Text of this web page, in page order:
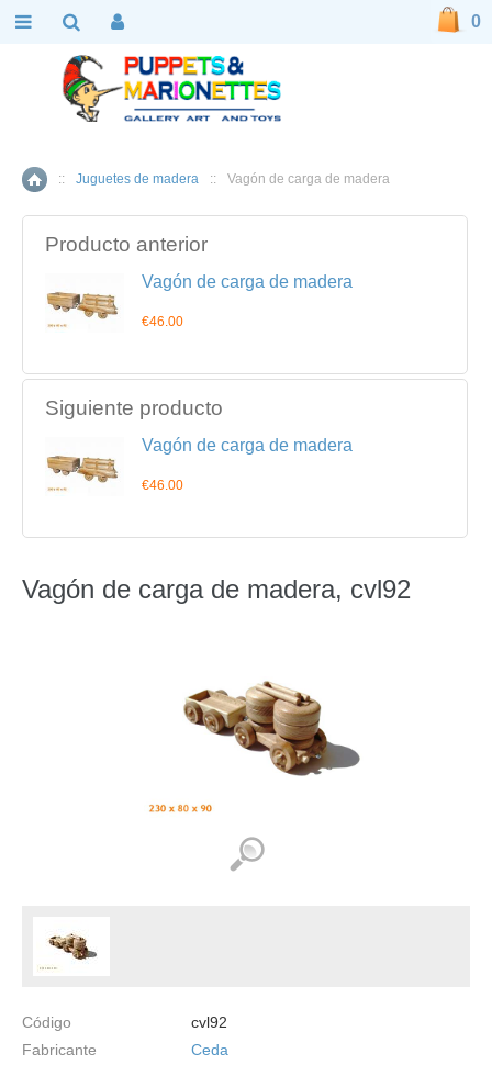
Inicio
:: Juguetes de madera :: Vagón de carga de madera
Producto anterior
Vagón de carga de madera
€46.00
Siguiente producto
Vagón de carga de madera
€46.00
Vagón de carga de madera, cvl92
Código
cvl92
Fabricante
Ceda
0